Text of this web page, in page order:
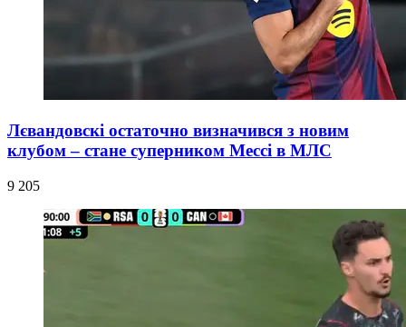
Лєвандовскі остаточно визначився з новим
клубом – стане суперником Мессі в МЛС
9 205